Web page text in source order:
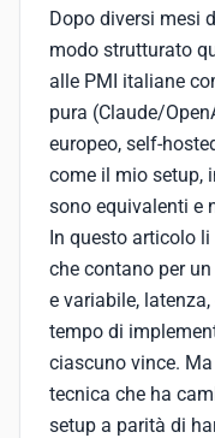
Dopo diversi mesi
modo strutturato
alle PMI italiane
pura (Claude/
europeo, self-
come il mio setup,
sono equivalenti e
In questo articolo
che contano per
e variabile,
tempo di
ciascuno vince.
tecnica che ha
setup a parità di